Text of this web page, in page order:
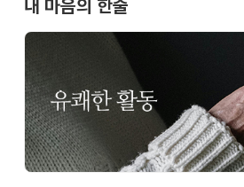
내 마음의 한줄